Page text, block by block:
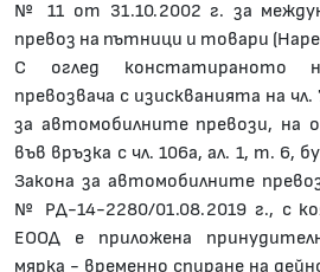
№ 11 от 31.10.2002 г. за
превоз на пътници и товари
С оглед констатираното
превозвача с изискванията на
за автомобилните превози, на
във връзка с чл. 106а, ал. 1, т. 6,
Закона за автомобилните
№ РД-14-2280/01.08.2019 г., с
ЕООД е приложена
мярка - временно спиране на